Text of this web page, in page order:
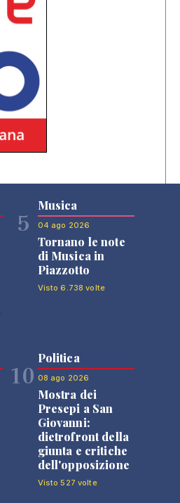
5
Musica
04 ago 2026
Tornano le note
di Musica in
Piazzotto
Visto 6.738 volte
10
Politica
08 ago 2026
Mostra dei
Presepi a San
Giovanni:
dietrofront della
giunta e critiche
dell'opposizione
Visto 527 volte